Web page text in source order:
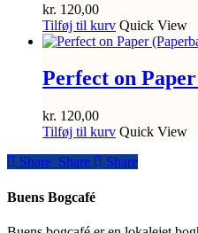
kr. 120,00
Tilføj til kurv Quick View
Perfect on
kr. 120,00
Tilføj til kurv Quick View
Share
Share Share Share
Buens Bogcafé